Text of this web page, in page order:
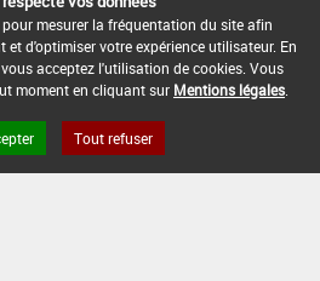
:
mesurer la fréquentation du site afin
d'optimiser votre expérience utilisateur. En
acceptez l'utilisation de cookies. Vous
moment en cliquant sur Mentions légales
Tout refuser